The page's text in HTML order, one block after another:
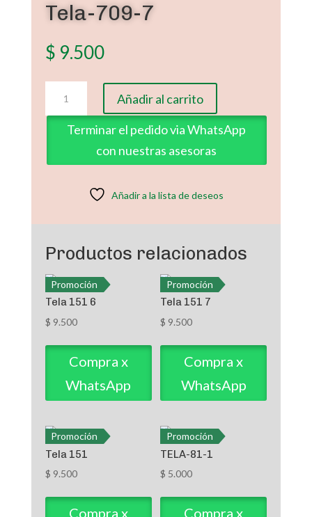
Promoción
Tela-709-7
$ 9.500
709-
7
cantidad
Añadir al carrito
Terminar el pedido via WhatsApp
con nuestras asesoras
Añadir a la lista de deseos
Productos relacionados
Promoción
Tela 151 6
$ 9.500
Compra x
WhatsApp
Promoción
Tela 151 7
$ 9.500
Compra x
WhatsApp
Promoción
Tela 151
$ 9.500
Compra x
Promoción
TELA-81-1
$ 5.000
Compra x